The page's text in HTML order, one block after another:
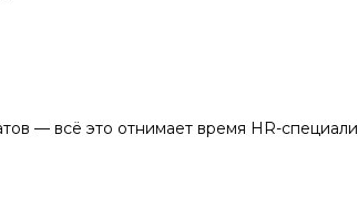
— всё это отнимает время HR-